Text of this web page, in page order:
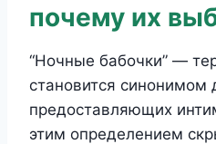
почему их
“Ночные бабочки” —
становится синонимом
предоставляющих
этим определением